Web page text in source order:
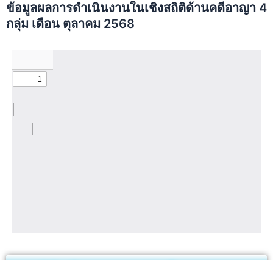
ข้อมูลผลการดำเนินงานในเชิงสถิติด้านคดีอาญา 4
กลุ่ม เดือน ตุลาคม 2568